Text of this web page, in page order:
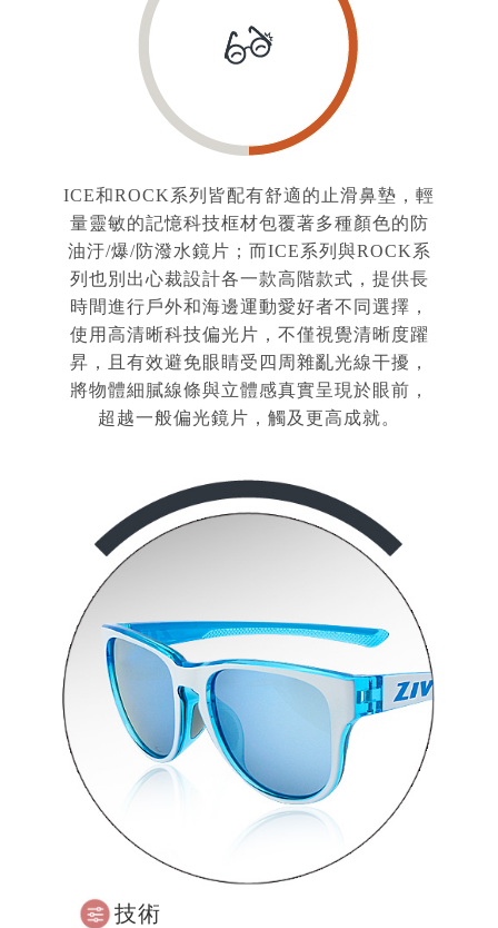
ICE和ROCK系列皆配有舒適的止滑鼻墊，輕
量靈敏的記憶科技框材包覆著多種顏色的防
油汙/爆/防潑水鏡片；而ICE系列與ROCK系
列也別出心裁設計各一款高階款式，提供長
時間進行戶外和海邊運動愛好者不同選擇，
使用高清晰科技偏光片，不僅視覺清晰度躍
昇，且有效避免眼睛受四周雜亂光線干擾，
將物體細膩線條與立體感真實呈現於眼前，
超越一般偏光鏡片，觸及更高成就。
技術